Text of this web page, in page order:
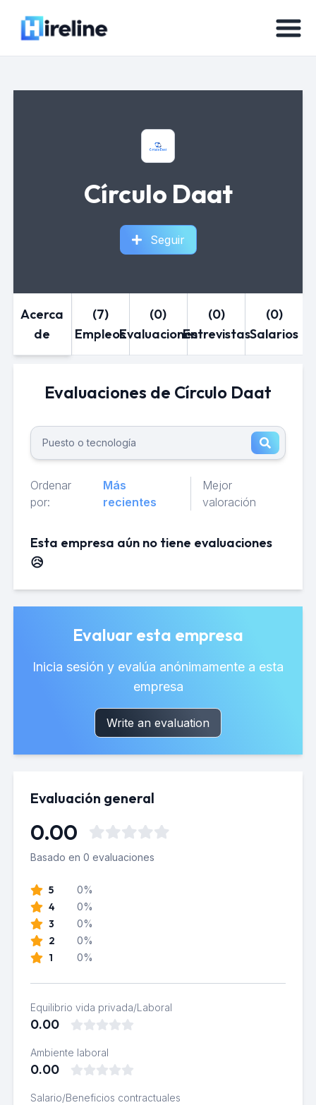
Círculo Daat
Seguir
Acerca
de
(7)
Empleos
(0)
Evaluaciones
(0)
Entrevistas
(0)
Salarios
Evaluaciones de Círculo Daat
Ordenar
por:
Más
recientes
Mejor
valoración
Esta empresa aún no tiene evaluaciones
😥
Evaluar esta empresa
Inicia sesión y evalúa anónimamente a esta
empresa
Write an evaluation
Evaluación general
0.00
Basado en 0 evaluaciones
5 0%
4 0%
3 0%
2 0%
1 0%
Equilibrio vida privada/Laboral
0.00
Ambiente laboral
0.00
Salario/Beneficios contractuales